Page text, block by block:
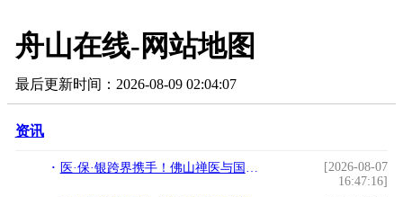
舟山在线-网站地图
最后更新时间：2026-08-09 02:04:07
资讯
医·保·银跨界携手！佛山禅医与国寿、广发达成三方共建签约仪式圆满举行
[2026-08-07
16:47:16]